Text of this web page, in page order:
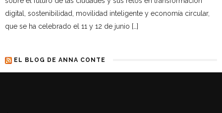
digital, sostenibilidad, movilidad inteligente y economía circular,
que se ha celebrado el 11 y 12 de junio […]
EL BLOG DE ANNA CONTE